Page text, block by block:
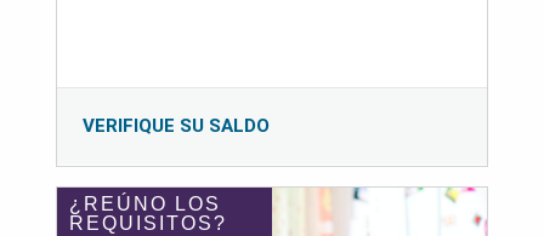
VERIFIQUE SU SALDO
¿REÚNO LOS
REQUISITOS?